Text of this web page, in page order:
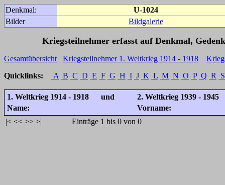
Denkmal:
U-1024
Bilder
Bildgalerie
Kriegsteilnehmer erfasst auf Denkmal,
Gesamtübersicht Kriegsteilnehmer 1. Weltkrieg 1914 - 1918
Quicklinks:
A B C D E F G H I J K L M N O P Q R S
1. Weltkrieg 1914 - 1918 und
2. Weltkrieg 1939 - 1945
Name:
Vorname:
|< << >> >| Einträge 1 bis 0 von 0